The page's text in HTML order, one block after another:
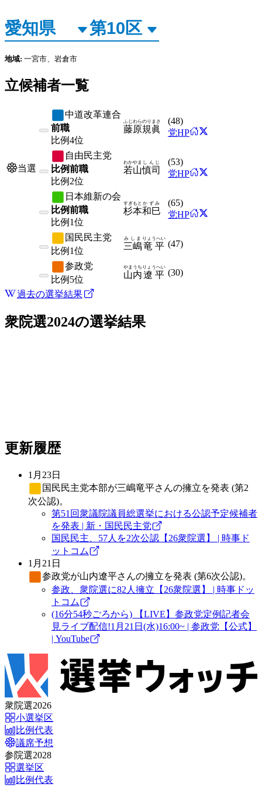
地域: 一宮市、岩倉市
立候補者一覧
中道改革連合
前職
比例4位
藤原
ふじわら
規眞
のりまさ (48)
党HP
当選
自由民主党
比例前職
比例 2位
若山
わかやま
慎司
しんじ (53)
党HP
日本維新の会
比例前職
比例 1位
杉本
すぎもと
和巳
かずみ (65)
党HP
国民民主党
比例 1位 三嶋
みしま
竜平
りょうへい
(47)
参政党
比例 5位 山内
やまうち
遼平
りょうへい
(30)
過去の選挙結果
衆院選2024の選挙結果
更新履歴
1月23日
国民民主党本部が三嶋竜平さんの擁立を発表 (第2
次公認)。
第51回衆議院議員総選挙における公認予定候補者
を発表 | 新・国民民主党
国民民主、57人を2次公認【26衆院選】 | 時事ド
ットコム
1月21日
参政党が山内遼平さんの擁立を発表 (第6次公認)。
参政、衆院選に82人擁立【26衆院選】 | 時事ドッ
トコム
(16分54秒ごろから) 【LIVE】参政党定例記者会
見ライブ配信!1月21日(水)16:00~ | 参政党【公式】
| YouTube
衆院選2026
小選挙区
比例代表
議席予想
参院選2028
選挙区
比例代表